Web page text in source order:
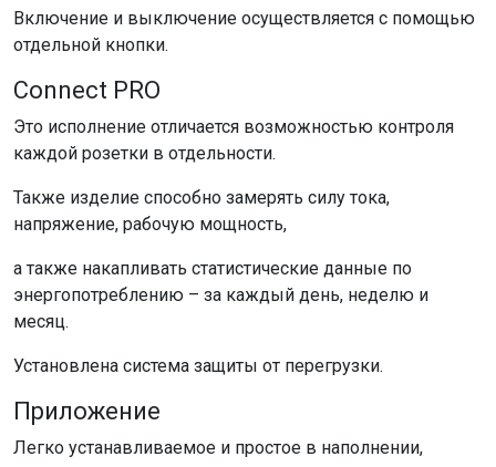
Включение и выключение осуществляется с помощью
отдельной кнопки.
Connect PRO
Это исполнение отличается возможностью контроля
каждой розетки в отдельности.
Также изделие способно замерять силу тока,
напряжение, рабочую мощность,
а также накапливать статистические данные по
энергопотреблению – за каждый день, неделю и
месяц.
Установлена система защиты от перегрузки.
Приложение
Легко устанавливаемое и простое в наполнении,